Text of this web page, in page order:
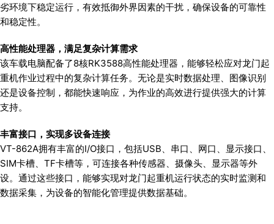
劣环境下稳定运行，有效抵御外界因素的干扰，确保设备的可靠性
和稳定性。
高性能处理器，满足复杂计算需求
该车载电脑配备了8核RK3588高性能处理器，能够轻松应对龙门起
重机作业过程中的复杂计算任务。无论是实时数据处理、图像识别
还是设备控制，都能快速响应，为作业的高效进行提供强大的计算
支持。
丰富接口，实现多设备连接
VT-862A拥有丰富的I/O接口，包括USB、串口、网口、显示接口、
SIM卡槽、TF卡槽等，可连接各种传感器、摄像头、显示器等外
设。通过这些接口，能够实现对龙门起重机运行状态的实时监测和
数据采集，为设备的智能化管理提供数据基础。